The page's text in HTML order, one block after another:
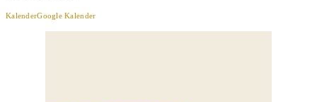
KalenderGoogle Kalender